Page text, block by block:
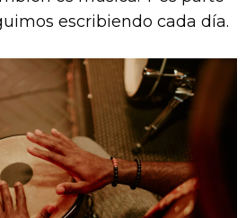
escribiendo cada día.